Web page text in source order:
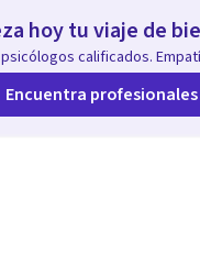
hoy tu viaje de
calificados.
Encuentra profesionales